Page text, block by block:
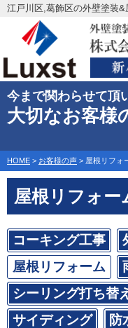
江戸川区,葛飾区の外壁塗装
今まで関わらせて頂
大切なお客様
HOME > お客様の声 > 屋根リフォ
屋根リフォー
コーキング工事
屋根リフォーム
シーリング打ち替え
サイディング
防